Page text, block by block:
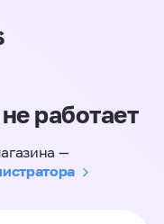
работает
—